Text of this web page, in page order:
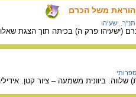
הוראת משל הכרם
תנ"ך. ישעיהו
(ישעיהו פרק ה) בכיתה תוך הצגת
שלווה. ביוונית משמעה – ציור קטן.